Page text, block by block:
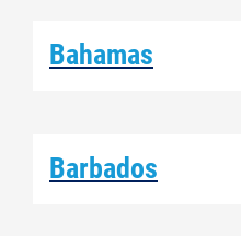
Bahamas
Barbados